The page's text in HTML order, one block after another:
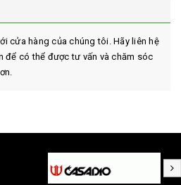
cửa hàng của chúng tôi. Hãy liên hệ
để có thể được tư vấn và chăm sóc